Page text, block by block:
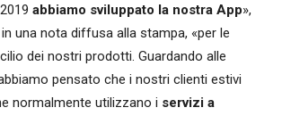
abbiamo sviluppato la nostra App»,
una nota diffusa alla stampa, «per le
dei nostri prodotti. Guardando alle
pensato che i nostri clienti estivi
normalmente utilizzano i servizi a